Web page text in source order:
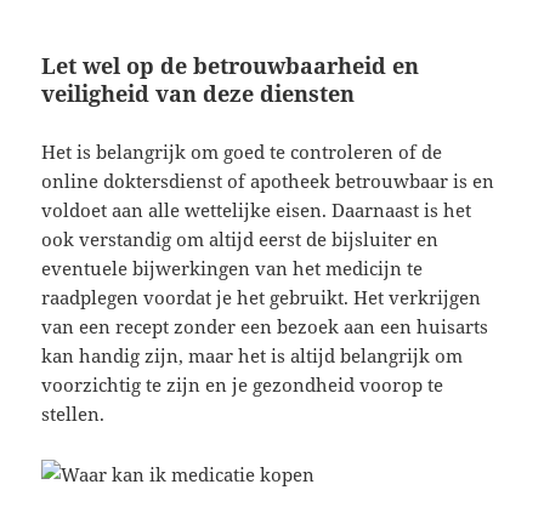
Let wel op de betrouwbaarheid en
veiligheid van deze diensten
Het is belangrijk om goed te controleren of de
online doktersdienst of apotheek betrouwbaar is en
voldoet aan alle wettelijke eisen. Daarnaast is het
ook verstandig om altijd eerst de bijsluiter en
eventuele bijwerkingen van het medicijn te
raadplegen voordat je het gebruikt. Het verkrijgen
van een recept zonder een bezoek aan een huisarts
kan handig zijn, maar het is altijd belangrijk om
voorzichtig te zijn en je gezondheid voorop te
stellen.